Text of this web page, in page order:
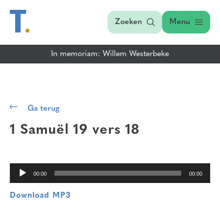
Zoeken Menu
In memoriam: Willem Westerbeke
Ga terug
1 Samuël 19 vers 18
00:00 00:00
Download MP3